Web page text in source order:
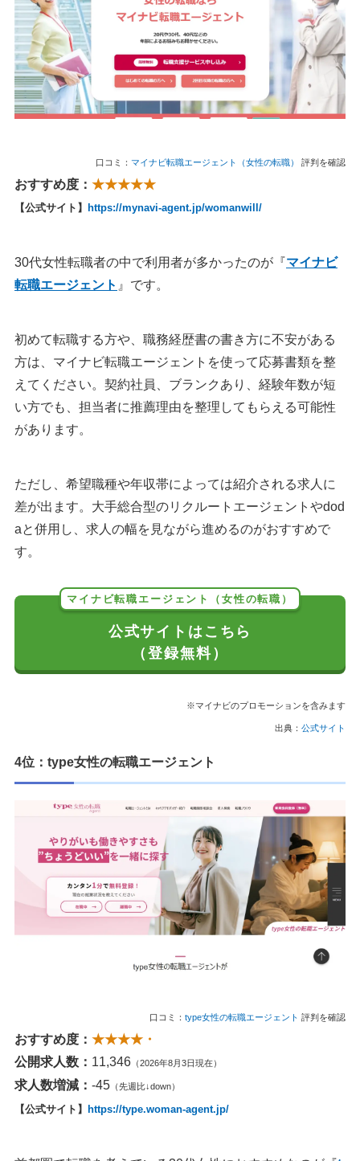
口コミ： マイナビ転職エージェント（女性の転職） 評判を確認
おすすめ度： ★★★★★
【公式サイト】 https://mynavi-agent.jp/womanwill/
30代女性転職者の中で利用者が多かったのが『マイナビ
転職エージェント 』です。
初めて転職する方や、職務経歴書の書き方に不安がある
方は、マイナビ転職エージェントを使って応募書類を整
えてください。契約社員、ブランクあり、経験年数が短
い方でも、担当者に推薦理由を整理してもらえる可能性
があります。
ただし、希望職種や年収帯によっては紹介される求人に
差が出ます。大手総合型のリクルートエージェントやdod
aと併用し、求人の幅を見ながら進めるのがおすすめで
す。
マイナビ転職エージェント（女性の転職）
公式サイトはこちら
（登録無料）
※マイナビのプロモーションを含みます
出典： 公式サイト
4位：type女性の転職エージェント
口コミ： type女性の転職エージェント 評判を確認
おすすめ度： ★★★★・
公開求人数： 11,346 （2026年8月3日現在）
求人数増減： -45 （先週比↓down）
【公式サイト】 https://type.woman-agent.jp/